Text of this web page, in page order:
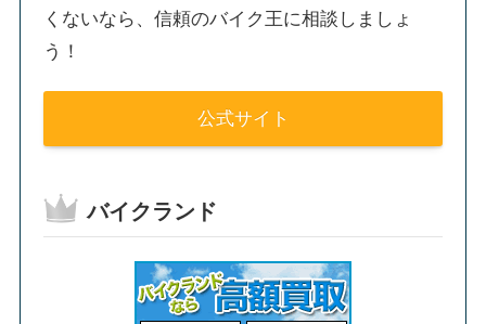
くないなら、信頼のバイク王に相談しましょ
う！
公式サイト
バイクランド